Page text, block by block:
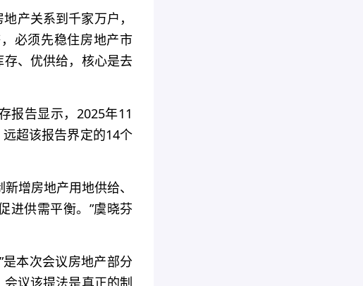
产关系到千家万户，
必须先稳住房地产市
、优供给，核心是去
报告显示，2025年11
超该报告界定的14个
增房地产用地供给、
进供需平衡。”虞晓芬
本次会议房地产部分